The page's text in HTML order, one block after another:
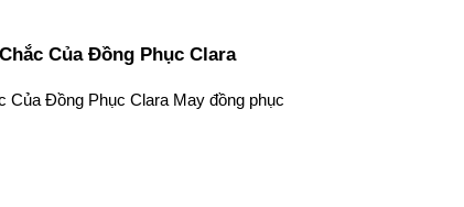
Của Đồng Phục Clara
Của Đồng Phục Clara May đồng phục